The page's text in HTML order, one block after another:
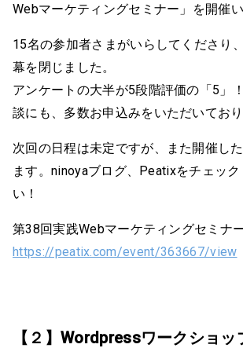
Webマーケティングセミナー」を開催い
15名の参加者さまがいらしてくださり
幕を閉じました。
アンケートの大半が5段階評価の「5」
談にも、多数お申込みをいただいており
次回の日程は未定ですが、また開催し
ます。ninoyaブログ、Peatixをチェッ
い！
第38回実践Webマーケティングセミナー
https://peatix.com/event/363667/view
【２】Wordpressワークショッ